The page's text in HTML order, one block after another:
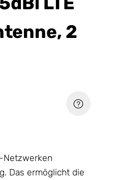
2
Netzwerken
Das ermöglicht die